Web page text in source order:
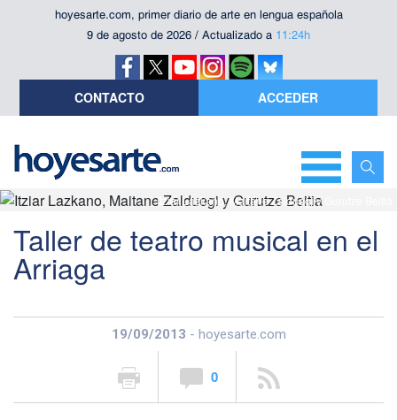
hoyesarte.com, primer diario de arte en lengua española
9 de agosto de 2026 / Actualizado a 11:24h
CONTACTO ACCEDER
Itziar Lazkano, Maitane Zalduegi y Gurutze Beitia
Taller de teatro musical en el
Arriaga
19/09/2013 - hoyesarte.com
0